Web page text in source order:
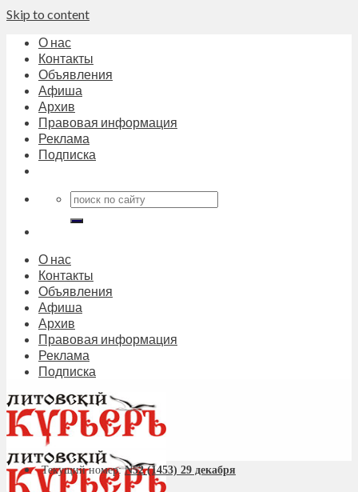
Skip to content
О нас
Контакты
Объявления
Афиша
Архив
Правовая информация
Реклама
Подписка
О нас
Контакты
Объявления
Афиша
Архив
Правовая информация
Реклама
Подписка
Текущий номер:N52 (1453) 29 декабря